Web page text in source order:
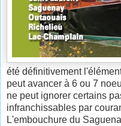
été définitivement
peut avancer à 6 ou 7
ne peut ignorer certains
infranchissables par
L'embouchure du